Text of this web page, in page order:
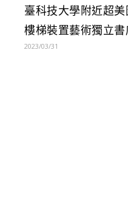
臺科技大學附近超
樓梯裝置藝術獨立書
2023/03/31